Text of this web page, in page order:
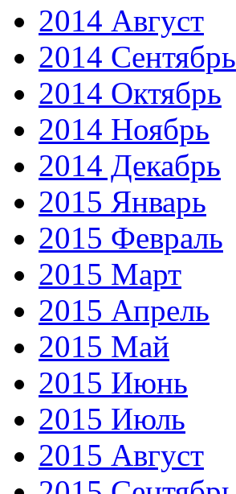
2014 Август
2014 Сентябрь
2014 Октябрь
2014 Ноябрь
2014 Декабрь
2015 Январь
2015 Февраль
2015 Март
2015 Апрель
2015 Май
2015 Июнь
2015 Июль
2015 Август